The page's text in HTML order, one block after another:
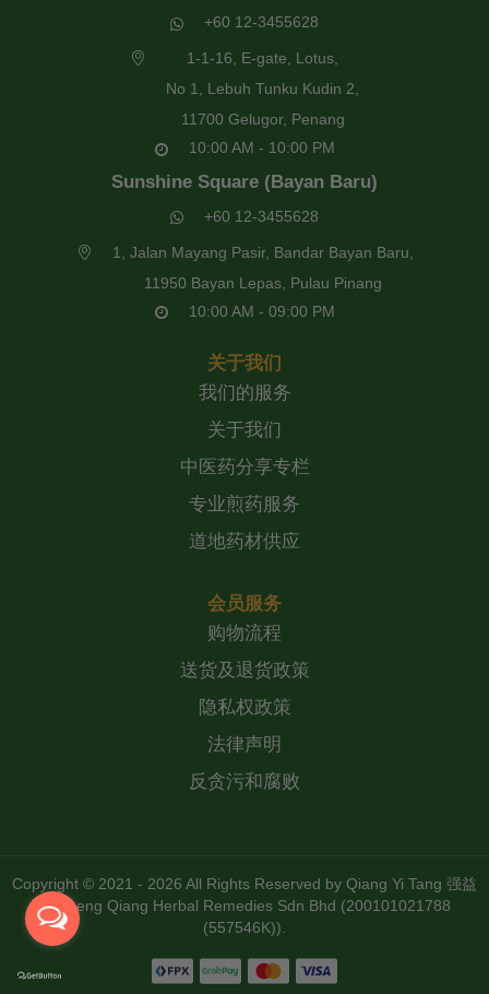
+60 12-3455628
1-1-16, E-gate, Lotus,
No 1, Lebuh Tunku Kudin 2,
11700 Gelugor, Penang
10:00 AM - 10:00 PM
Sunshine Square (Bayan Baru)
+60 12-3455628
1, Jalan Mayang Pasir, Bandar Bayan Baru,
11950 Bayan Lepas, Pulau Pinang
10:00 AM - 09:00 PM
关于我们
我们的服务
关于我们
中医药分享专栏
专业煎药服务
道地药材供应
会员服务
购物流程
送货及退货政策
隐私权政策
法律声明
反贪污和腐败
Copyright © 2021 - 2026 All Rights Reserved by Qiang Yi Tang 强益
堂 Zheng Qiang Herbal Remedies Sdn Bhd (200101021788
(557546K))